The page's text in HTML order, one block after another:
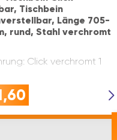
Tischbein
Länge 705-
rund, Stahl verchromt
Click verchromt 1